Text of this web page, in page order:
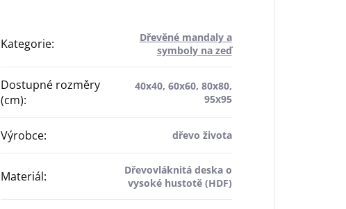
Kategorie:
Dřevěné mandaly a
symboly na zeď
Dostupné rozměry
(cm):
40x40, 60x60, 80x80,
95x95
Výrobce: dřevo života
Materiál:
Dřevovláknitá deska o
vysoké hustotě (HDF)